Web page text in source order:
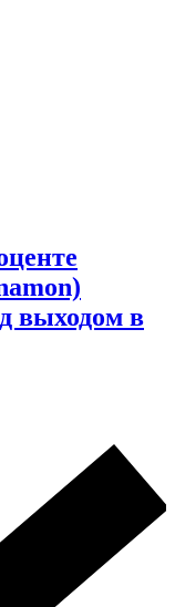
выходом в